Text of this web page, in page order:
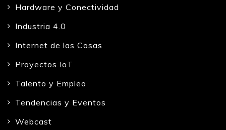
Hardware y Conectividad
Industria 4.0
Internet de las Cosas
Proyectos IoT
Talento y Empleo
Tendencias y Eventos
Webcast